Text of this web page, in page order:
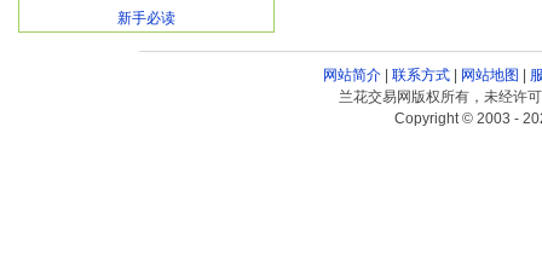
新手必读
网站简介| 联系方式| 网站地图 |
兰花交易网版权所有，未经许
Copyright © 2003 -